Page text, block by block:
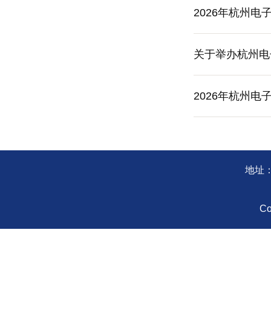
2026年杭州电
关于举办杭州
2026年杭州电
地址